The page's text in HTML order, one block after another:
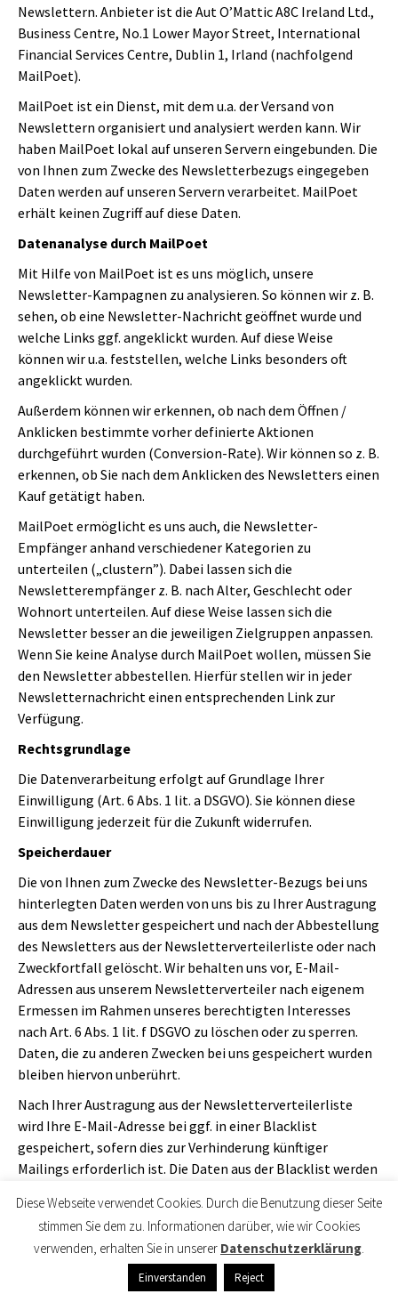
Newslettern. Anbieter ist die Aut O’Mattic A8C Ireland Ltd.,
Business Centre, No.1 Lower Mayor Street, International
Financial Services Centre, Dublin 1, Irland (nachfolgend
MailPoet).
MailPoet ist ein Dienst, mit dem u.a. der Versand von
Newslettern organisiert und analysiert werden kann. Wir
haben MailPoet lokal auf unseren Servern eingebunden. Die
von Ihnen zum Zwecke des Newsletterbezugs eingegeben
Daten werden auf unseren Servern verarbeitet. MailPoet
erhält keinen Zugriff auf diese Daten.
Datenanalyse durch MailPoet
Mit Hilfe von MailPoet ist es uns möglich, unsere
Newsletter-Kampagnen zu analysieren. So können wir z. B.
sehen, ob eine Newsletter-Nachricht geöffnet wurde und
welche Links ggf. angeklickt wurden. Auf diese Weise
können wir u.a. feststellen, welche Links besonders oft
angeklickt wurden.
Außerdem können wir erkennen, ob nach dem Öffnen /
Anklicken bestimmte vorher definierte Aktionen
durchgeführt wurden (Conversion-Rate). Wir können so z. B.
erkennen, ob Sie nach dem Anklicken des Newsletters einen
Kauf getätigt haben.
MailPoet ermöglicht es uns auch, die Newsletter-
Empfänger anhand verschiedener Kategorien zu
unterteilen („clustern”). Dabei lassen sich die
Newsletterempfänger z. B. nach Alter, Geschlecht oder
Wohnort unterteilen. Auf diese Weise lassen sich die
Newsletter besser an die jeweiligen Zielgruppen anpassen.
Wenn Sie keine Analyse durch MailPoet wollen, müssen Sie
den Newsletter abbestellen. Hierfür stellen wir in jeder
Newsletternachricht einen entsprechenden Link zur
Verfügung.
Rechtsgrundlage
Die Datenverarbeitung erfolgt auf Grundlage Ihrer
Einwilligung (Art. 6 Abs. 1 lit. a DSGVO). Sie können diese
Einwilligung jederzeit für die Zukunft widerrufen.
Speicherdauer
Die von Ihnen zum Zwecke des Newsletter-Bezugs bei uns
hinterlegten Daten werden von uns bis zu Ihrer Austragung
aus dem Newsletter gespeichert und nach der Abbestellung
des Newsletters aus der Newsletterverteilerliste oder nach
Zweckfortfall gelöscht. Wir behalten uns vor, E-Mail-
Adressen aus unserem Newsletterverteiler nach eigenem
Ermessen im Rahmen unseres berechtigten Interesses
nach Art. 6 Abs. 1 lit. f DSGVO zu löschen oder zu sperren.
Daten, die zu anderen Zwecken bei uns gespeichert wurden
bleiben hiervon unberührt.
Nach Ihrer Austragung aus der Newsletterverteilerliste
wird Ihre E-Mail-Adresse bei ggf. in einer Blacklist
gespeichert, sofern dies zur Verhinderung künftiger
Mailings erforderlich ist. Die Daten aus der Blacklist werden
Daten zusammengeführt. Dies dient sowohl Ihrem
Interesse als auch unserem Interesse an der Einhaltung der
gesetzlichen Vorgaben beim Versand von Newslettern
(berechtigtes Interesse im Sinne des Art. 6 Abs. 1 lit. f
DSGVO). Die Speicherung in der Blacklist ist zeitlich nicht
Diese Webseite verwendet Cookies. Durch die Benutzung dieser Seite
stimmen Sie dem zu. Informationen darüber, wie wir Cookies
verwenden, erhalten Sie in unserer Datenschutzerklärung.
Einverstanden Reject